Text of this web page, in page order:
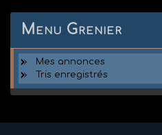
Menu Grenier
Mes annonces
Tris enregistrés